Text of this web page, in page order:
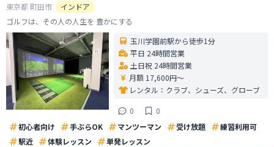
東京都 町田市
インドア
ゴルフは、その人の人生を 豊かにする
玉川学園前駅から徒歩1分
平日 24時間営業
土日祝 24時間営業
月額 17,600円〜
レンタル： クラブ、シューズ、グローブ
0
0
初心者向け
手ぶらOK マンツーマン 受け放題
練習利用可
駅近
体験レッスン 単発レッスン